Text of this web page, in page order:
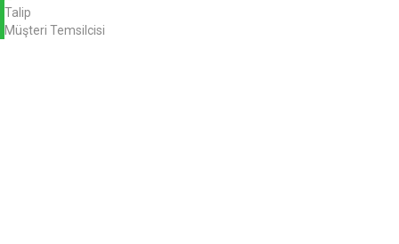
Talip
Müşteri Temsilcisi